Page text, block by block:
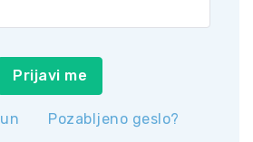
Prijavi me
Pozabljeno geslo?